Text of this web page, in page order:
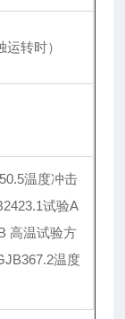
转时）
温度冲击
试验A
高温试验方
温度